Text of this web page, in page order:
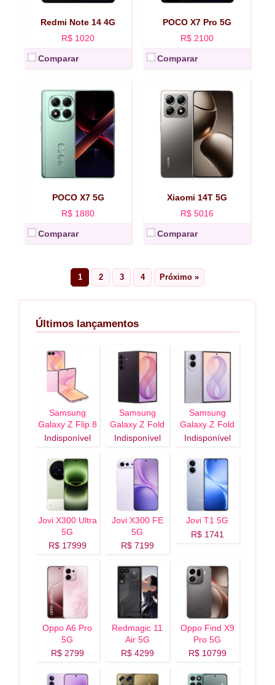
Redmi Note 14 4G
R$ 1020
Comparar
POCO X7 Pro 5G
R$ 2100
Comparar
POCO X7 5G
R$ 1880
Comparar
Xiaomi 14T 5G
R$ 5016
Comparar
1 2 3 4 Próximo »
Últimos lançamentos
Samsung
Galaxy Z Flip 8
5G
Indisponível
Samsung
Galaxy Z Fold
8 Ultra 5G
Indisponível
Samsung
Galaxy Z Fold
8 5G
Indisponível
Jovi X300 Ultra
5G
R$ 17999
Jovi X300 FE
5G
R$ 7199
Jovi T1 5G
R$ 1741
Oppo A6 Pro
5G
R$ 2799
Redmagic 11
Air 5G
R$ 4299
Oppo Find X9
Pro 5G
R$ 10799